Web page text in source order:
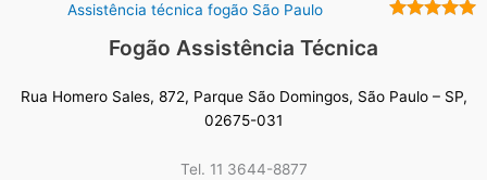
Assistência técnica fogão São Paulo
Fogão Assistência Técnica
Rua Homero Sales, 872, Parque São Domingos, São Paulo – SP,
02675-031
Tel. 11 3644-8877